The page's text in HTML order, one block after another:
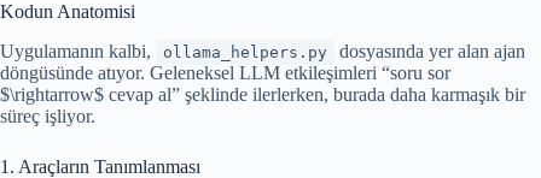
Kodun Anatomisi
Uygulamanın kalbi,
ollama_helpers.py
dosyasında yer alan ajan
döngüsünde atıyor. Geleneksel LLM etkileşimleri “soru sor
$\rightarrow$ cevap al” şeklinde ilerlerken, burada daha karmaşık bir
süreç işliyor.
1. Araçların Tanımlanması